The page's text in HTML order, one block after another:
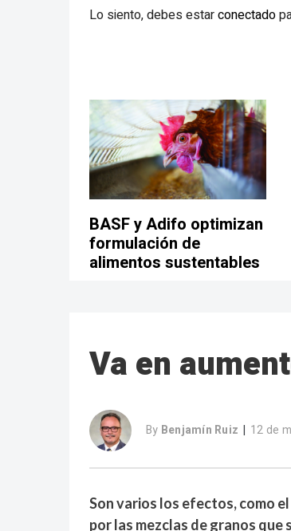
Lo siento, debes estarconectado
BASF y Adifo optimizan
formulación de
alimentos sustentables
Va en
By Benjamín Ruiz | 12 de
Son varios los efectos, como
por las mezclas de granos que